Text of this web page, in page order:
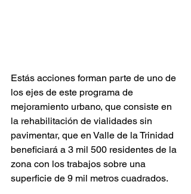
Estás acciones forman parte de uno de
los ejes de este programa de
mejoramiento urbano, que consiste en
la rehabilitación de vialidades sin
pavimentar, que en Valle de la Trinidad
beneficiará a 3 mil 500 residentes de la
zona con los trabajos sobre una
superficie de 9 mil metros cuadrados.